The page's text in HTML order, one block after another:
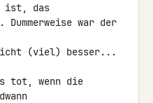
ist, das
war der
(viel) besser...
tot, wenn die